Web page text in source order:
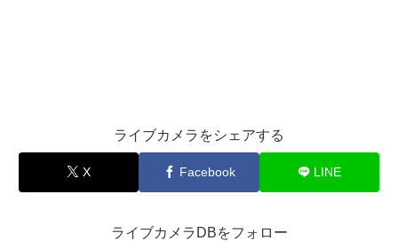
ライブカメラをシェアする
X Facebook LINE
ライブカメラDBをフォロー